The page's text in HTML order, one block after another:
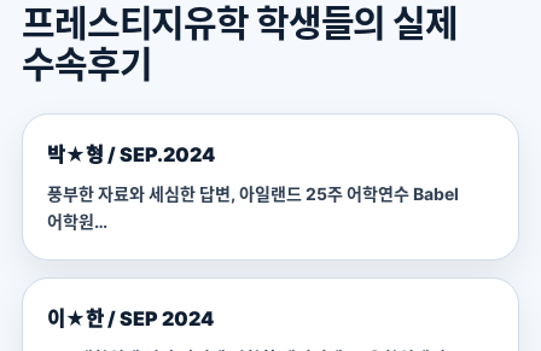
프레스티지유학 학생들의 실제
수속후기
박★형 / SEP.2024
풍부한 자료와 세심한 답변, 아일랜드 25주 어학연수 Babel
어학원…
이★한 / SEP 2024